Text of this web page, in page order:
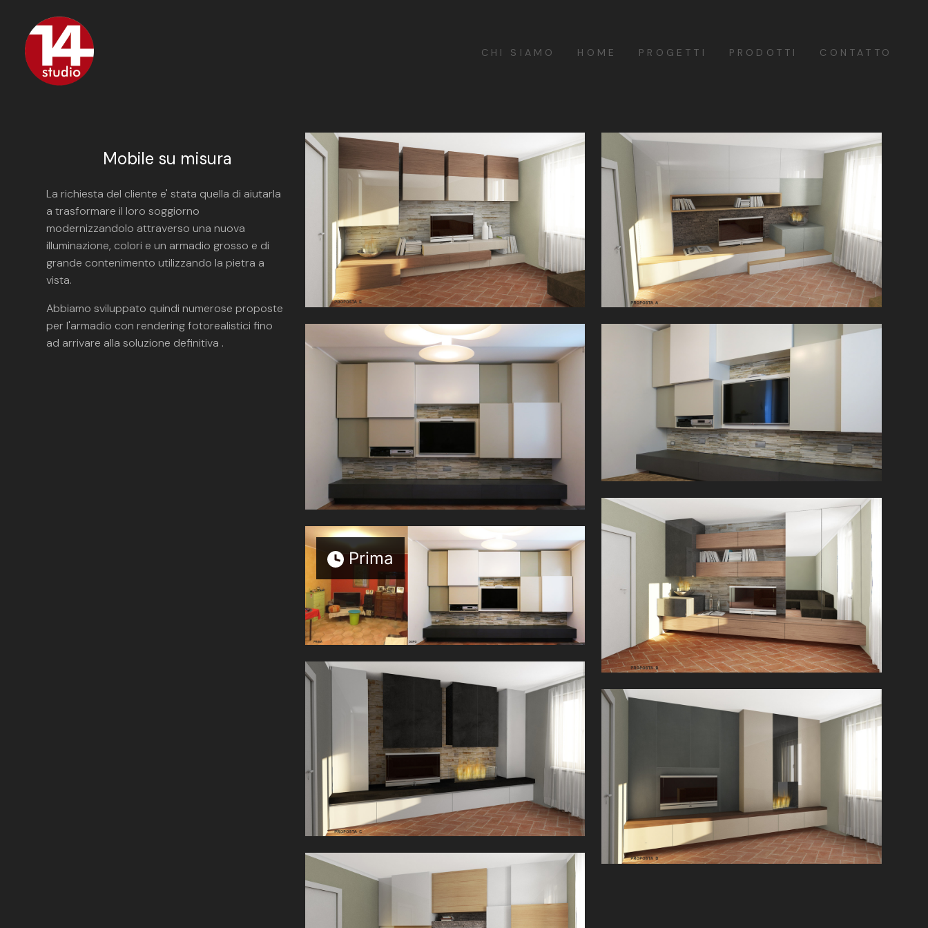
contenuti
principali
CHI SIAMO HOME PROGETTI PRODOTTI CONTATTO
Mobile su misura
La richiesta del cliente e' stata quella di aiutarla
a trasformare il loro soggiorno
modernizzandolo attraverso una nuova
illuminazione, colori e un armadio grosso e di
grande contenimento utilizzando la pietra a
vista.
Abbiamo sviluppato quindi numerose proposte
per l'armadio con rendering fotorealistici fino
ad arrivare alla soluzione definitiva .
Prima